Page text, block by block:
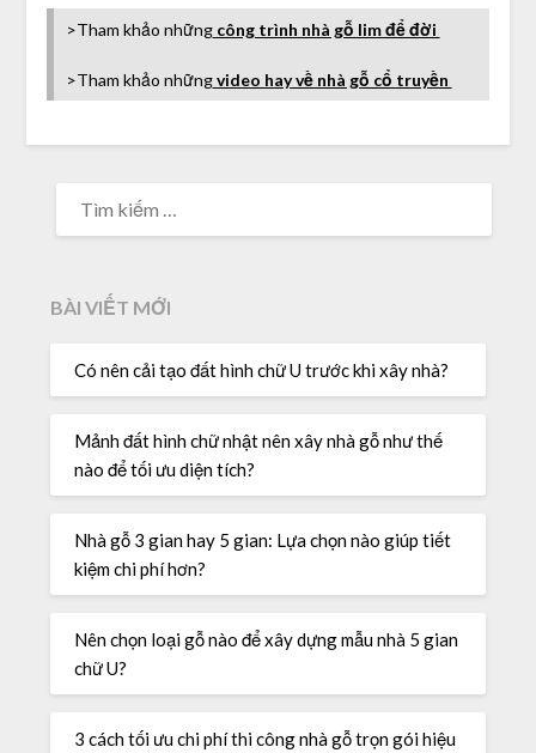
>Tham khảo nhữngcông trình nhà gỗ lim để đời
>Tham khảo nhữngvideo hay về nhà gỗ cổ truyền
BÀI VIẾT MỚI
Có nên cải tạo đất hình chữ U trước khi xây nhà?
Mảnh đất hình chữ nhật nên xây nhà gỗ như thế
nào để tối ưu diện tích?
Nhà gỗ 3 gian hay 5 gian: Lựa chọn nào giúp tiết
kiệm chi phí hơn?
Nên chọn loại gỗ nào để xây dựng mẫu nhà 5 gian
chữ U?
3 cách tối ưu chi phí thi công nhà gỗ trọn gói hiệu